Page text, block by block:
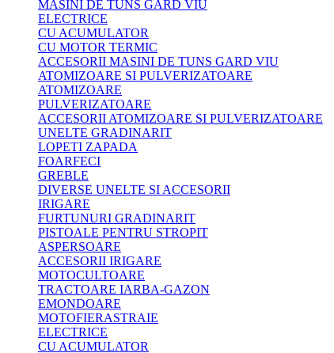
MASINI DE TUNS GARD VIU
ELECTRICE
CU ACUMULATOR
CU MOTOR TERMIC
ACCESORII MASINI DE TUNS GARD VIU
ATOMIZOARE SI PULVERIZATOARE
ATOMIZOARE
PULVERIZATOARE
ACCESORII ATOMIZOARE SI PULVERIZATOARE
UNELTE GRADINARIT
LOPETI ZAPADA
FOARFECI
GREBLE
DIVERSE UNELTE SI ACCESORII
IRIGARE
FURTUNURI GRADINARIT
PISTOALE PENTRU STROPIT
ASPERSOARE
ACCESORII IRIGARE
MOTOCULTOARE
TRACTOARE IARBA-GAZON
EMONDOARE
MOTOFIERASTRAIE
ELECTRICE
CU ACUMULATOR